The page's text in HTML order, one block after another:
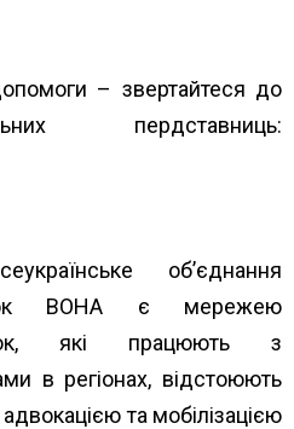
– звертайтеся до
пердставниць:
об’єднання
ВОНА є мережею
які працюють з
в регіонах, відстоюють
та мобілізацією